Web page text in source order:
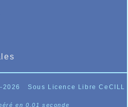
2026 Sous Licence Libre CeCILL
en 0.01 seconde